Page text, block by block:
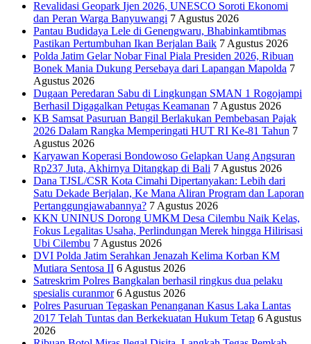
Revalidasi Geopark Ijen 2026, UNESCO Soroti Ekonomi
dan Peran Warga Banyuwangi 7 Agustus 2026
Pantau Budidaya Lele di Genengwaru, Bhabinkamtibmas
Pastikan Pertumbuhan Ikan Berjalan Baik 7 Agustus 2026
Polda Jatim Gelar Nobar Final Piala Presiden 2026, Ribuan
Bonek Mania Dukung Persebaya dari Lapangan Mapolda 7
Agustus 2026
Dugaan Peredaran Sabu di Lingkungan SMAN 1 Rogojampi
Berhasil Digagalkan Petugas Keamanan 7 Agustus 2026
KB Samsat Pasuruan Bangil Berlakukan Pembebasan Pajak
2026 Dalam Rangka Memperingati HUT RI Ke-81 Tahun 7
Agustus 2026
Karyawan Koperasi Bondowoso Gelapkan Uang Angsuran
Rp237 Juta, Akhirnya Ditangkap di Bali 7 Agustus 2026
Dana TJSL/CSR Kota Cimahi Dipertanyakan: Lebih dari
Satu Dekade Berjalan, Ke Mana Aliran Program dan Laporan
Pertanggungjawabannya? 7 Agustus 2026
KKN UNINUS Dorong UMKM Desa Cilembu Naik Kelas,
Fokus Legalitas Usaha, Perlindungan Merek hingga Hilirisasi
Ubi Cilembu 7 Agustus 2026
DVI Polda Jatim Serahkan Jenazah Kelima Korban KM
Mutiara Sentosa II 6 Agustus 2026
Satreskrim Polres Bangkalan berhasil ringkus dua pelaku
spesialis curanmor 6 Agustus 2026
Polres Pasuruan Tegaskan Penanganan Kasus Laka Lantas
2017 Telah Tuntas dan Berkekuatan Hukum Tetap 6 Agustus
2026